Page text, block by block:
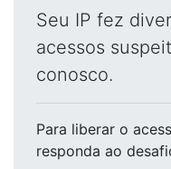
Seu IP fez
acessos
conosco.
Para liberar o
responda ao